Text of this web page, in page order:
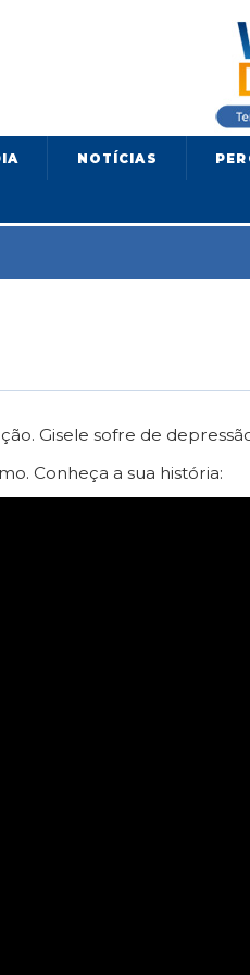
NOTÍCIAS
Gisele sofre de
Conheça a sua história: